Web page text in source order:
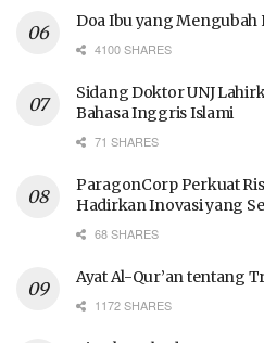
Doa Ibu yang Mengubah
4100 SHARES
Sidang Doktor UNJ
Bahasa Inggris Islami
71 SHARES
ParagonCorp Perkuat
Hadirkan Inovasi yang
68 SHARES
Ayat Al-Qur’an tentang
1172 SHARES